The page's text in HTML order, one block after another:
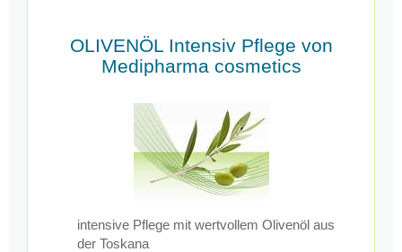
OLIVENÖL Intensiv Pflege von
Medipharma cosmetics
intensive Pflege mit wertvollem Olivenöl aus
der Toskana